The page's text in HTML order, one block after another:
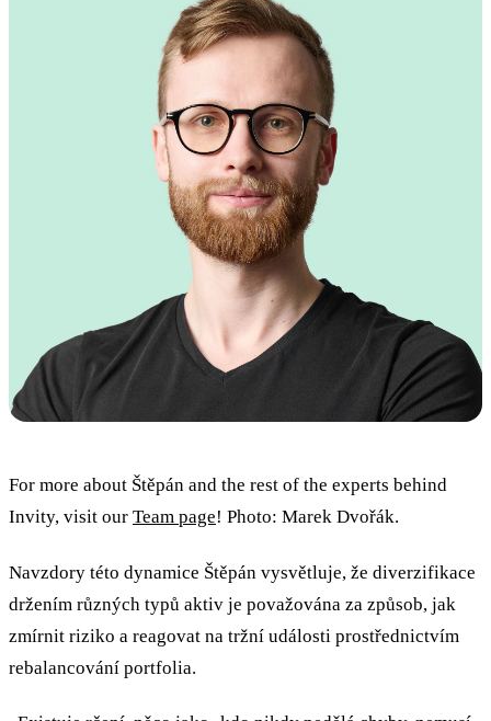
For more about Štěpán and the rest of the experts behind
Invity, visit our Team page! Photo: Marek Dvořák.
Navzdory této dynamice Štěpán vysvětluje, že diverzifikace
držením různých typů aktiv je považována za způsob, jak
zmírnit riziko a reagovat na tržní události prostřednictvím
rebalancování portfolia.